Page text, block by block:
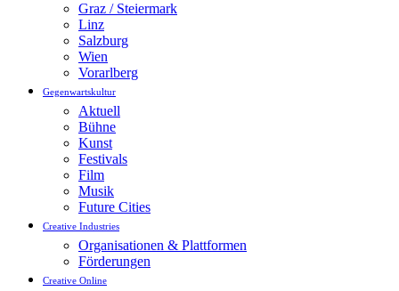
Graz / Steiermark
Linz
Salzburg
Wien
Vorarlberg
Gegenwartskultur
Aktuell
Bühne
Kunst
Festivals
Film
Musik
Future Cities
Creative Industries
Organisationen & Plattformen
Förderungen
Creative Online